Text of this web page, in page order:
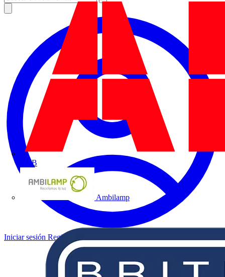
ABB
Ambilamp
Iniciar sesión Registrarse